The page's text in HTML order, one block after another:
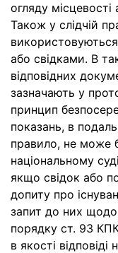
огляду місцевості
Також у слідчій
або свідками. В
відповідних
зазначають у
принцип
показань, в
правило, не може
національному
якщо свідок або
допиту про
запит до них щодо
порядку ст. 93
в якості